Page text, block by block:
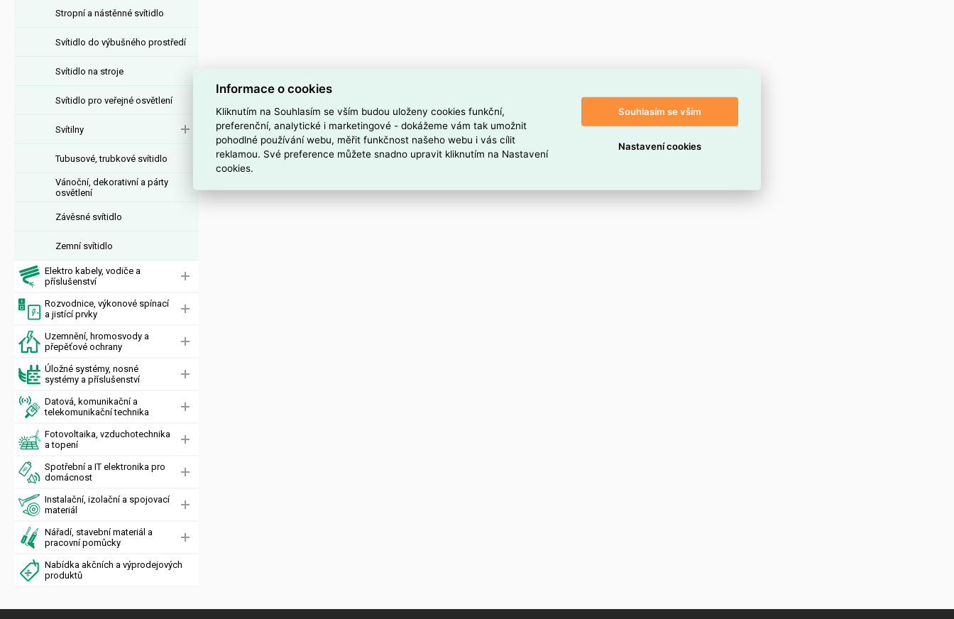
Stropní a nástěnné svítidlo
Svítidlo do výbušného prostředí
Svítidlo na stroje
Svítidlo pro veřejné osvětlení
Svítilny
Tubusové, trubkové svítidlo
Vánoční, dekorativní a párty
osvětlení
Závěsné svítidlo
Zemní svítidlo
Elektro kabely, vodiče a
příslušenství
Rozvodnice, výkonové spínací
a jistící prvky
Uzemnění, hromosvody a
přepěťové ochrany
Úložné systémy, nosné
systémy a příslušenství
Datová, komunikační a
telekomunikační technika
Fotovoltaika, vzduchotechnika
a topení
Spotřební a IT elektronika pro
domácnost
Instalační, izolační a spojovací
materiál
Nářadí, stavební materiál a
pracovní pomůcky
Nabídka akčních a výprodejových
produktů
Informace o cookies
Kliknutím na Souhlasím se vším budou uloženy cookies funkční,
preferenční, analytické i marketingové - dokážeme vám tak umožnit
pohodlné používání webu, měřit funkčnost našeho webu i vás cílit
reklamou. Své preference můžete snadno upravit kliknutím na Nastavení
cookies.
Souhlasím se vším
Nastavení cookies